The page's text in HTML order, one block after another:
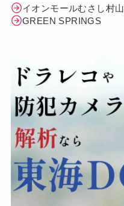
イオンモールむさし村山
GREEN SPRINGS